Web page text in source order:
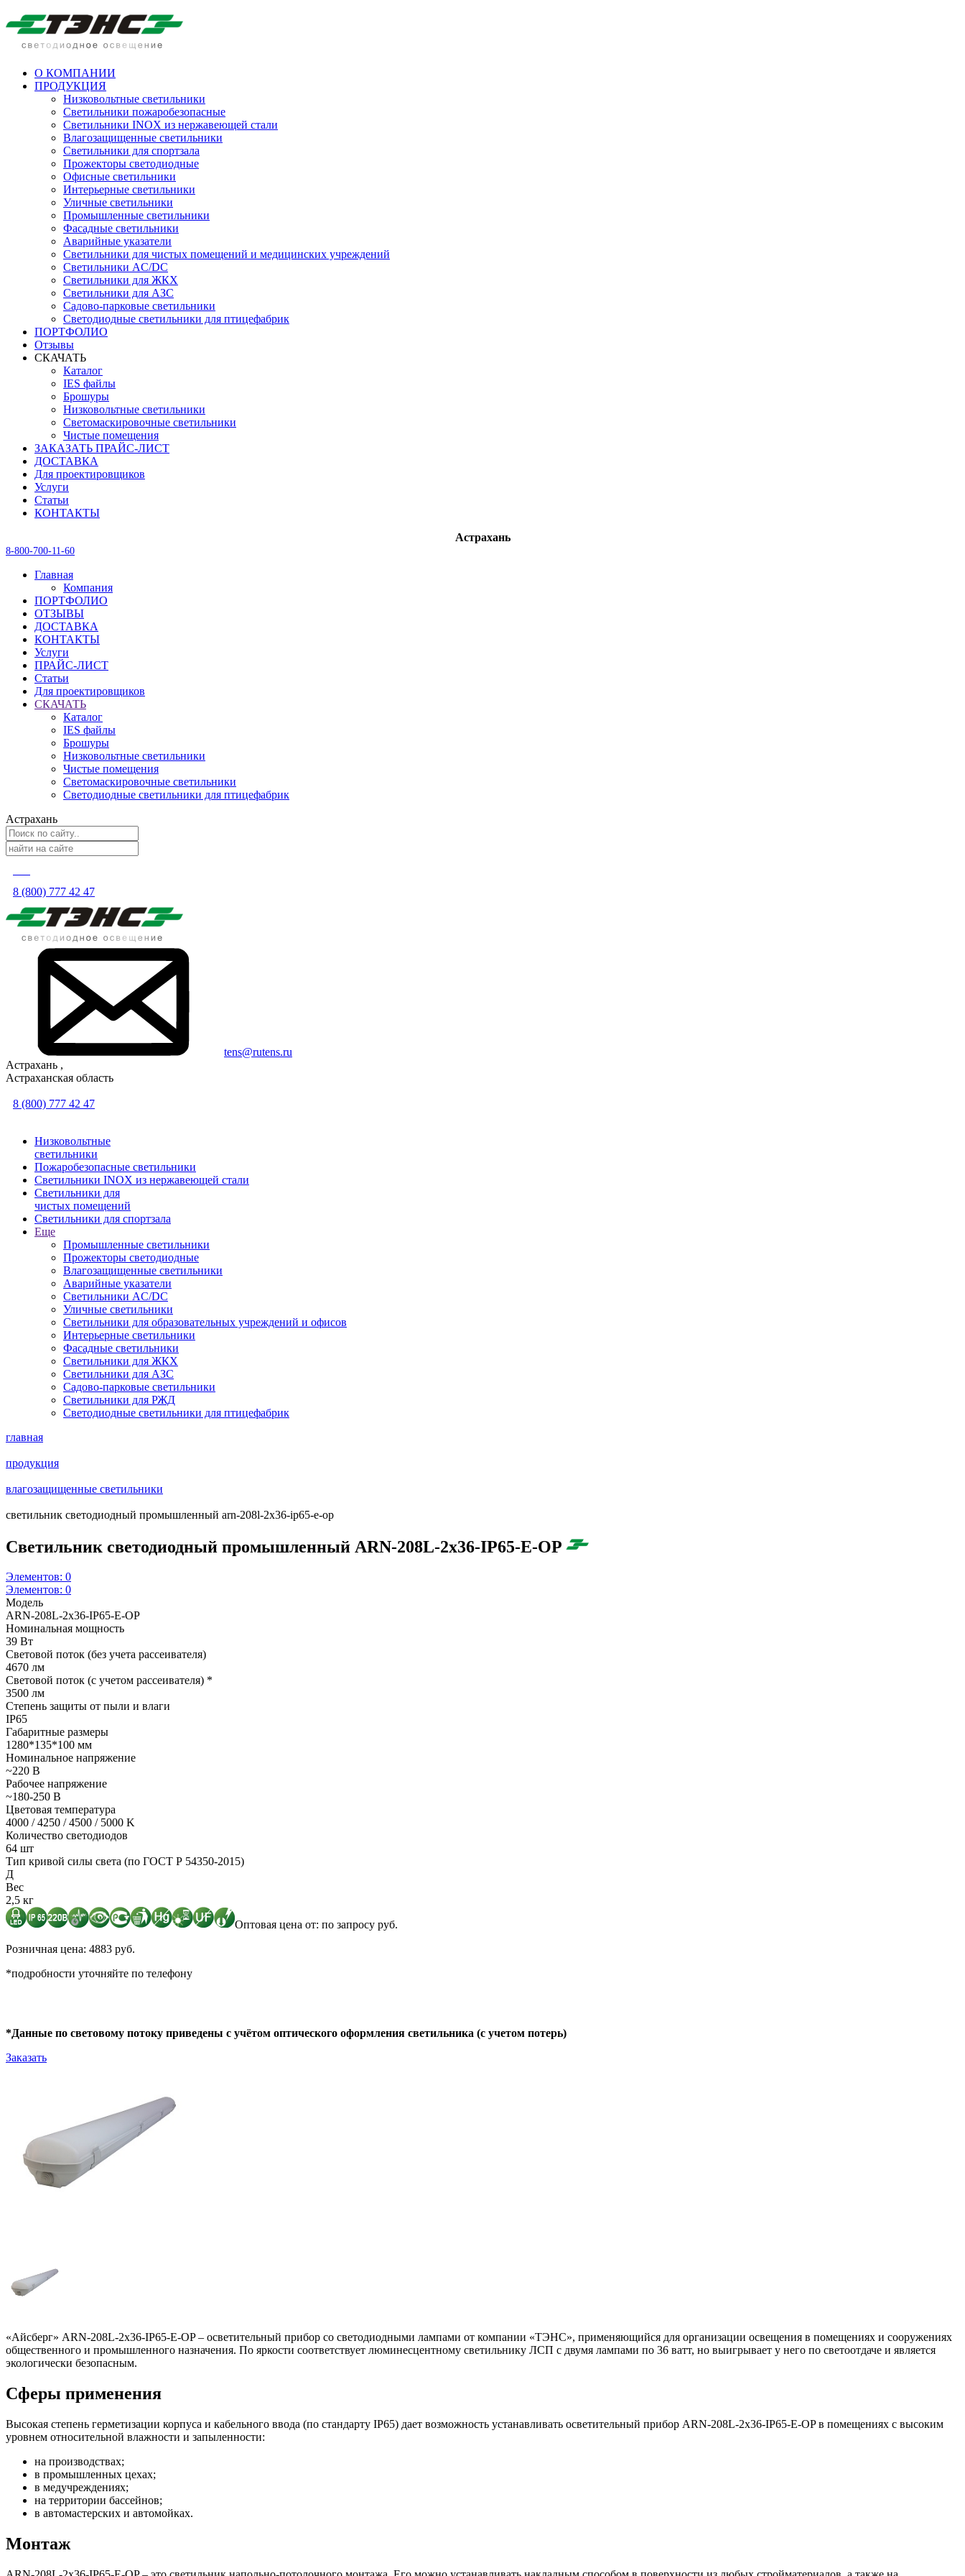
О КОМПАНИИ
ПРОДУКЦИЯ
Низковольтные светильники
Cветильники пожаробезопасные
Светильники INOX из нержавеющей стали
Влагозащищенные светильники
Светильники для спортзала
Прожекторы светодиодные
Офисные светильники
Интерьерные светильники
Уличные светильники
Промышленные светильники
Фасадные светильники
Аварийные указатели
Светильники для чистых помещений и медицинских учреждений
Светильники AC/DC
Светильники для ЖКХ
Светильники для АЗС
Садово-парковые светильники
Светодиодные светильники для птицефабрик
ПОРТФОЛИО
Отзывы
СКАЧАТЬ
Каталог
IES файлы
Брошуры
Низковольтные светильники
Светомаскировочные светильники
Чистые помещения
ЗАКАЗАТЬ ПРАЙС-ЛИСТ
ДОСТАВКА
Для проектировщиков
Услуги
Статьи
КОНТАКТЫ
Астрахань
8-800-700-11-60
Главная
Компания
ПОРТФОЛИО
ОТЗЫВЫ
ДОСТАВКА
КОНТАКТЫ
Услуги
ПРАЙС-ЛИСТ
Статьи
Для проектировщиков
СКАЧАТЬ
Каталог
IES файлы
Брошуры
Низковольтные светильники
Чистые помещения
Светомаскировочные светильники
Светодиодные светильники для птицефабрик
Астрахань
8 (800) 777 42 47
tens@rutens.ru
Астрахань ,
Астраханская область
8 (800) 777 42 47
Низковольтные
светильники
Пожаробезопасные светильники
Светильники INOX из нержавеющей стали
Светильники для
чистых помещений
Светильники для спортзала
Еще
Промышленные светильники
Прожекторы светодиодные
Влагозащищенные светильники
Аварийные указатели
Светильники AC/DC
Уличные светильники
Светильники для образовательных учреждений и офисов
Интерьерные светильники
Фасадные светильники
Светильники для ЖКХ
Светильники для АЗС
Садово-парковые светильники
Светильники для РЖД
Светодиодные светильники для птицефабрик
главная
продукция
влагозащищенные светильники
cветильник cветодиодный промышленный arn-208l-2x36-ip65-e-op
Cветильник cветодиодный промышленный ARN-208L-2x36-IP65-E-OP
Элементов: 0
Элементов: 0
Модель
ARN-208L-2x36-IP65-E-OP
Номинальная мощность
39 Вт
Световой поток (без учета рассеивателя)
4670 лм
Световой поток (с учетом рассеивателя) *
3500 лм
Степень защиты от пыли и влаги
IP65
Габаритные размеры
1280*135*100 мм
Номинальное напряжение
~220 В
Рабочее напряжение
~180-250 В
Цветовая температура
4000 / 4250 / 4500 / 5000 K
Количество светодиодов
64 шт
Тип кривой силы света (по ГОСТ Р 54350-2015)
Д
Вес
2,5 кг
Оптовая цена от: по запросу руб.
Розничная цена: 4883 руб.
*подробности уточняйте по телефону
*Данные по световому потоку приведены с учётом оптического оформления светильника (с учетом потерь)
Заказать
«Айсберг» ARN-208L-2x36-IP65-E-OP – осветительный прибор со светодиодными лампами от компании «ТЭНС», применяющийся для организации освещения в помещениях и сооружениях
общественного и промышленного назначения. По яркости соответствует люминесцентному светильнику ЛСП с двумя лампами по 36 ватт, но выигрывает у него по светоотдаче и является
экологически безопасным.
Сферы применения
Высокая степень герметизации корпуса и кабельного ввода (по стандарту IP65) дает возможность устанавливать осветительный прибор ARN-208L-2x36-IP65-E-OP в помещениях с высоким
уровнем относительной влажности и запыленности:
на производствах;
в промышленных цехах;
в медучреждениях;
на территории бассейнов;
в автомастерских и автомойках.
Монтаж